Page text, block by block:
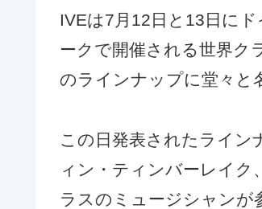
IVEは7月12日と13日に
ークで開催される世界ク
のラインナップに堂々と
この日発表されたライ
ィン・ティンバーレイク
ラスのミュージシャンが